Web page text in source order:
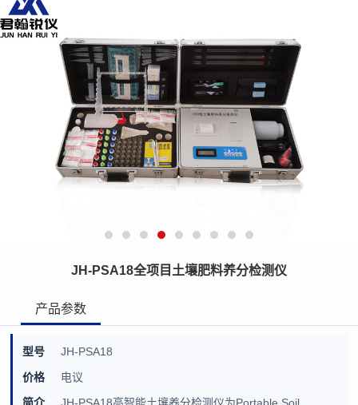
JH-PSA18全项目土壤肥料养分检测仪
产品参数
型号
JH-PSA18
价格
电议